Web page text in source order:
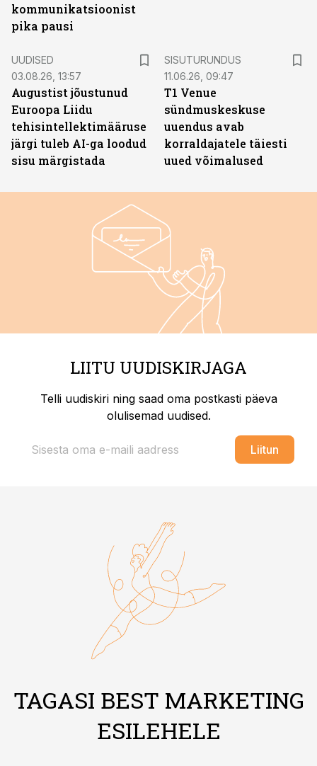
kommunikatsioonist
pika pausi
UUDISED
03.08.26, 13:57
Augustist jõustunud
Euroopa Liidu
tehisintellektimääruse
järgi tuleb AI-ga loodud
sisu märgistada
SISUTURUNDUS
11.06.26, 09:47
T1 Venue
sündmuskeskuse
uuendus avab
korraldajatele täiesti
uued võimalused
LIITU UUDISKIRJAGA
Telli uudiskiri ning saad oma postkasti päeva
olulisemad uudised.
Liitun
TAGASI BEST MARKETING
ESILEHELE